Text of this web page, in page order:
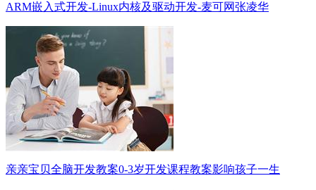
ARM嵌入式开发-Linux内核及驱动开发-麦可网张凌华
亲亲宝贝全脑开发教案0-3岁开发课程教案影响孩子一生